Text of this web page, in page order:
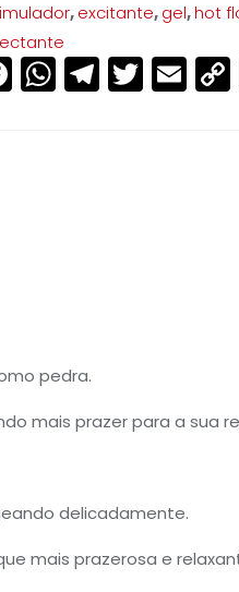
,excitante,gel,hot
Facebook
WhatsApp
pedra.
mais prazer para a sua
delicadamente.
mais prazerosa e